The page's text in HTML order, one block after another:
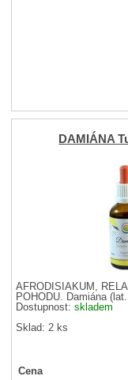
DAMIÁNA
AFRODISIAKUM,
POHODU. Damiána
Dostupnost:skladem
Sklad: 2 ks
Cena